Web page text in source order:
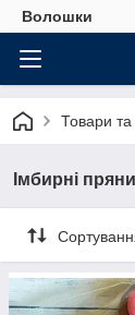
Волошки
Товари та
Імбирні